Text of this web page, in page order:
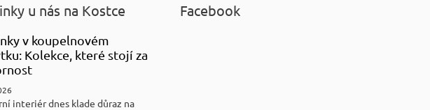
u nás na Kostce
v koupelnovém
Kolekce, které stojí za
interiér dnes klade důraz na
Facebook